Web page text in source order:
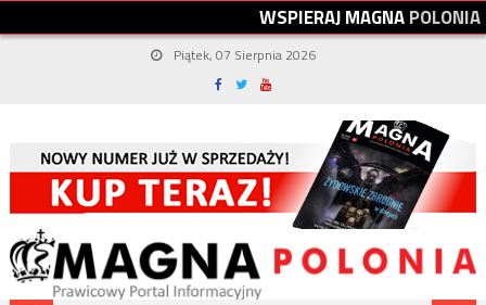
WSPIERAJMAGNAPOLONIA
Piątek, 07 Sierpnia 2026